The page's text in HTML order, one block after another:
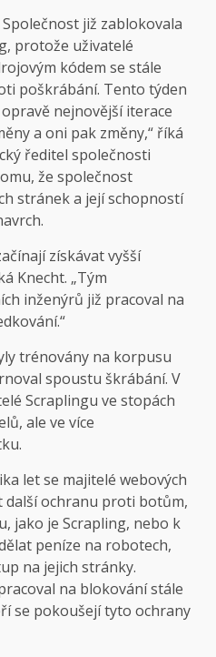
již zablokovala
protože uživatelé
kódem se stále
poškrábání. Tento týden
nejnovější iterace
a oni pak změny,“ říká
ředitel společnosti
že společnost
stránek a její schopností
získávat vyšší
Knecht. „Tým
inženýrů již pracoval na
trénovány na korpusu
spoustu škrábání. V
Scraplingu ve stopách
ale ve více
let se majitelé webových
ochranu proti botům,
jako je Scrapling, nebo k
peníze na robotech,
na jejich stránky.
na blokování stále
se pokoušejí tyto ochrany